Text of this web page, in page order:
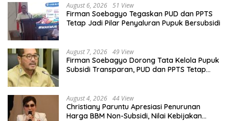
August 6, 2026 51 View
Firman Soebagyo Tegaskan PUD dan PPTS
Tetap Jadi Pilar Penyaluran Pupuk Bersubsidi
August 7, 2026 49 View
Firman Soebagyo Dorong Tata Kelola Pupuk
Subsidi Transparan, PUD dan PPTS Tetap
August 4, 2026 44 View
Christiany Paruntu Apresiasi Penurunan
Harga BBM Non-Subsidi, Nilai Kebijakan